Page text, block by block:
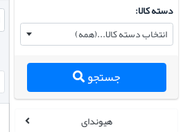
دسته کالا:
انتخاب دسته کالا...(همه)
جستجو
هیوندای